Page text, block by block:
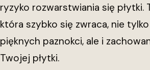
ryzyko rozwarstwiania się płytki.
która szybko się zwraca, nie
pięknych paznokci, ale i
Twojej płytki.